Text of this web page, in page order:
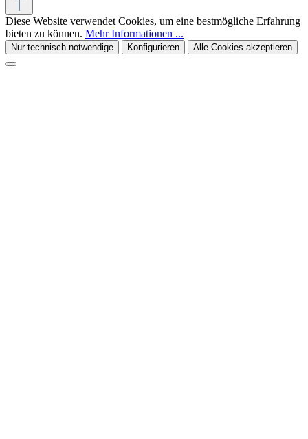
Diese Website verwendet Cookies, um eine bestmögliche Erfahrung
bieten zu können. Mehr Informationen ...
Nur technisch notwendige Konfigurieren Alle Cookies akzeptieren